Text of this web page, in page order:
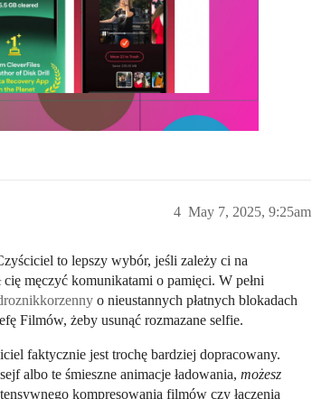
May 7, 2025, 9:25am
4
to lepszy wybór, jeśli zależy ci na
męczyć komunikatami o pamięci. W pełni
o nieustannych płatnych blokadach
Filmów, żeby usunąć rozmazane selfie.
faktycznie jest trochę bardziej dopracowany.
albo te śmieszne animacje ładowania, możesz
kompresowania filmów czy łączenia